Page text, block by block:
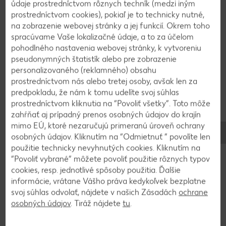
2
Cesto rozvaľkáme na pomúčenej pracovnej
ploche na hrúbku približne 3 milimetre, vykrojíme
približne 55 koliesok a poukladáme ich na plechy
vyložené papierom na pečenie.
3
Zo zvyšného cesta vytvarujeme asi 110 malých
guľôčok na oči. Pomocou formičky na sušienky
opatrne vtlačíme obrysy krídel a drevenou
špajdľou nakreslíme čiarky ako pazúry.
Poukladáme oči a vtlačíme do nich čokoládové
kvapky ako zreničky. Ako nos použijeme mandle.
údaje prostredníctvom rôznych techník (medzi iným
prostredníctvom cookies), pokiaľ je to technicky nutné,
na zobrazenie webovej stránky a jej funkcií. Okrem toho
spracúvame Vaše lokalizačné údaje, a to za účelom
pohodlného nastavenia webovej stránky, k vytvoreniu
pseudonymných štatistík alebo pre zobrazenie
personalizovaného (reklamného) obsahu
prostredníctvom nás alebo tretej osoby, avšak len za
predpokladu, že nám k tomu udelíte svoj súhlas
prostredníctvom kliknutia na “Povoliť všetky”. Toto môže
zahŕňať aj prípadný prenos osobných údajov do krajín
mimo EÚ, ktoré nezaručujú primeranú úroveň ochrany
osobných údajov. Kliknutím na “Odmietnuť ” povolíte len
použitie technicky nevyhnutých cookies. Kliknutím na
“Povoliť vybrané” môžete povoliť použitie rôznych typov
cookies, resp. jednotlivé spôsoby použitia. Ďalšie
informácie, vrátane Vášho práva kedykoľvek bezplatne
svoj súhlas odvolať, nájdete v našich Zásadách ochrane
osobných údajov. Tiráž nájdete tu.